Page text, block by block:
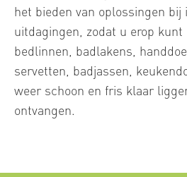
het bieden van oplossingen
uitdagingen, zodat u erop kunt
bedlinnen, badlakens,
servetten, badjassen,
weer schoon en fris klaar
ontvangen.